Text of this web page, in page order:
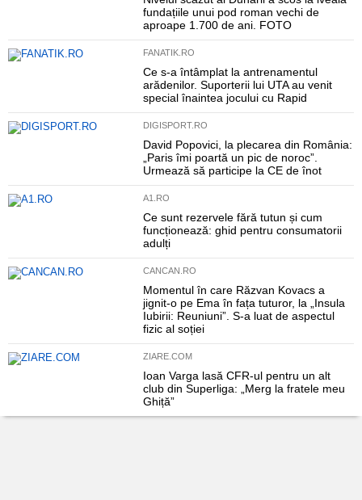
fundațiile unui pod roman vechi de
aproape 1.700 de ani. FOTO
FANATIK.RO
Ce s-a întâmplat la antrenamentul
arădenilor. Suporterii lui UTA au venit
special înaintea jocului cu Rapid
DIGISPORT.RO
David Popovici, la plecarea din România:
„Paris îmi poartă un pic de noroc”.
Urmează să participe la CE de înot
A1.RO
Ce sunt rezervele fără tutun și cum
funcționează: ghid pentru consumatorii
adulți
CANCAN.RO
Momentul în care Răzvan Kovacs a
jignit-o pe Ema în fața tuturor, la „Insula
Iubirii: Reuniuni”. S-a luat de aspectul
fizic al soției
ZIARE.COM
Ioan Varga lasă CFR-ul pentru un alt
club din Superliga: „Merg la fratele meu
Ghiță”